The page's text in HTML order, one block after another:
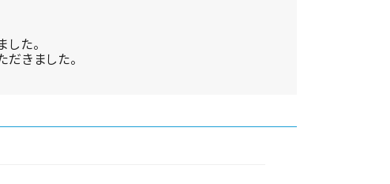
た。
きました。